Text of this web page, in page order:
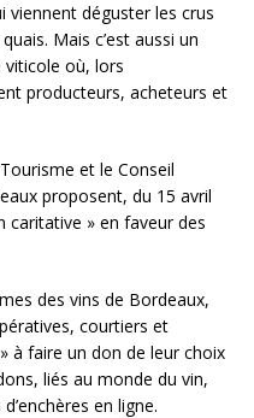
déguster les crus
Mais c’est aussi un
où, lors
producteurs, acheteurs et
et le Conseil
proposent, du 15 avril
caritative » en faveur des
des vins de Bordeaux,
courtiers et
à faire un don de leur choix
liés au monde du vin,
en ligne.